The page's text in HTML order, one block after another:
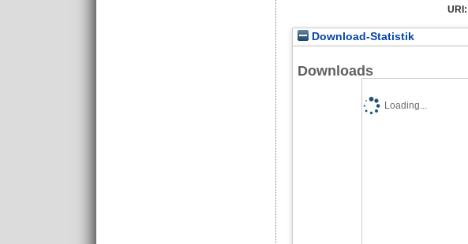
URI:
Download-Statistik
Downloads
Loading...